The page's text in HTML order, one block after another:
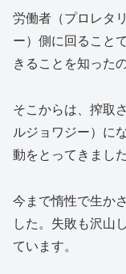
労働者（プロレタ
ー）側に回ること
きることを知った
そこからは、搾取
ルジョワジー）に
動をとってきました
今まで惰性で生か
した。失敗も沢山
ています。